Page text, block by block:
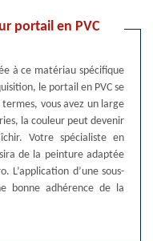
portail en PVC
à ce matériau spécifique
le portail en PVC se
vous avez un large
la couleur peut devenir
Votre spécialiste en
de la peinture adaptée
L’application d’une sous-
bonne adhérence de la